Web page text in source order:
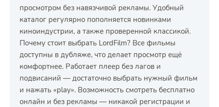
просмотром без навязчивой рекламы. Удобный
каталог регулярно пополняется новинками
киноиндустрии, а также проверенной классикой.
Почему стоит выбрать LordFilm? Все фильмы
доступны в дубляже, что делает просмотр ещё
комфортнее. Работает плеер без лагов и
подвисаний — достаточно выбрать нужный фильм
и нажать «play». Возможность смотреть бесплатно
онлайн и без рекламы — никакой регистрации и